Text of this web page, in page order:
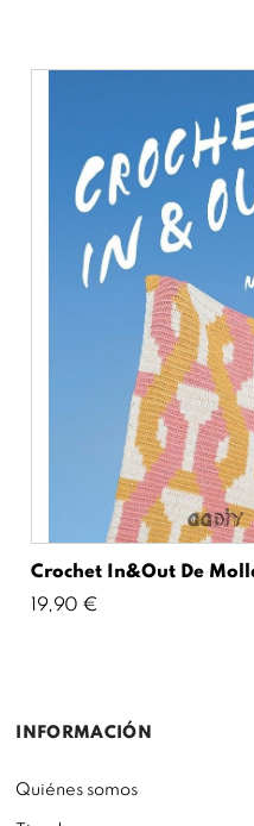
Crochet In&Out De
Precio
19,90 €
INFORMACIÓN
Quiénes somos